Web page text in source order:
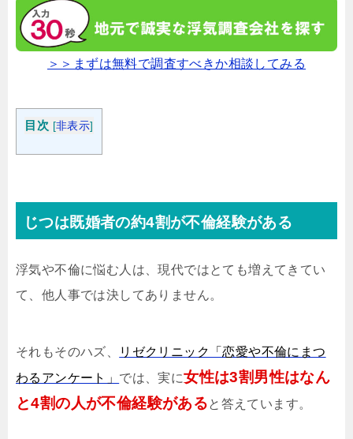
＞＞まずは無料で調査すべきか相談してみる
目次 [非表示]
じつは既婚者の約4割が不倫経験がある
浮気や不倫に悩む人は、現代ではとても増えてきてい
て、他人事では決してありません。
それもそのハズ、
リゼクリニック「恋愛や不倫にまつ
わるアンケート」 では、実に女性は3割男性はなん
と4割の人が不倫経験があると答えています。